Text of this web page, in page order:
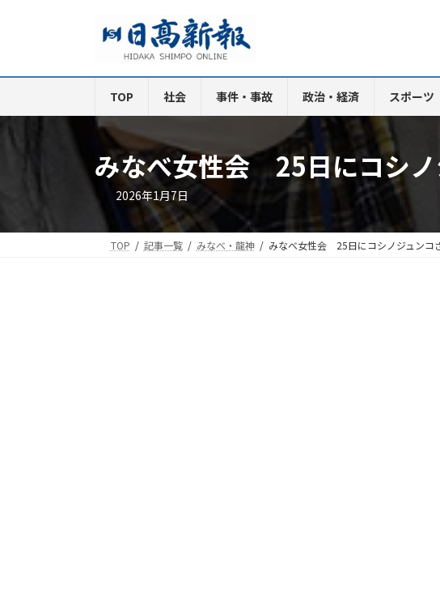
キ
に
TOP 社会 事件・事故 政治・経済 スポーツ
みなべ女性会 25日にコシ
2026年1月7日
TOP 記事一覧 みなべ・龍神 みなべ女性会 25日にコシノジュンコ